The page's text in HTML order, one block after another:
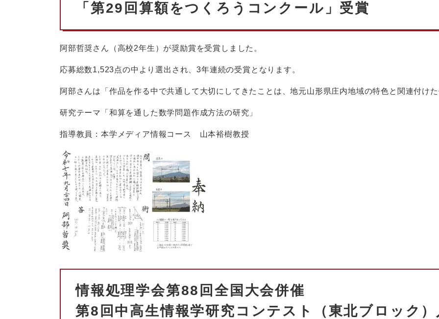
「第29回算額をつくろうコンクール」受賞
阿部哲奨さん（高校2年生）が奨励賞を受賞しました。
応募総数1,523点の中より選出され、3年連続の受賞となります。
阿部さんは「作品を作る中で共通して大切にしてきたことは、地元山形県庄内地域の特色と関連付け
研究テーマ「和算を通した数学問題作成方法の研究」
指導教員：本学メディア情報コース 山本裕樹教授
情報処理学会第88回全国大会併催
第8回中高生情報学研究コンテスト（東北ブロック